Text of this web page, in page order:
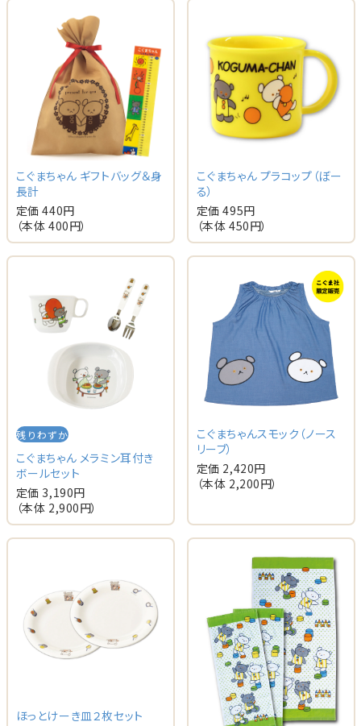
こぐまちゃん ギフトバッグ＆身
長計
定価 440円
（本体 400円）
こぐまちゃん プラコップ（ぼー
る）
定価 495円
（本体 450円）
残りわずか
こぐまちゃん メラミン耳付き
ボールセット
定価 3,190円
（本体 2,900円）
こぐまちゃんスモック（ノース
リーブ）
定価 2,420円
（本体 2,200円）
ほっとけーき皿２枚セット